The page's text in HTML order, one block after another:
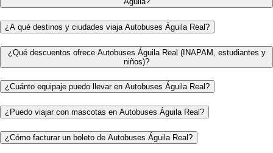
¿A qué destinos y ciudades viaja Autobuses Águila Real?
¿Qué descuentos ofrece Autobuses Águila Real (INAPAM, estudiantes y
niños)?
¿Cuánto equipaje puedo llevar en Autobuses Águila Real?
¿Puedo viajar con mascotas en Autobuses Águila Real?
¿Cómo facturar un boleto de Autobuses Águila Real?